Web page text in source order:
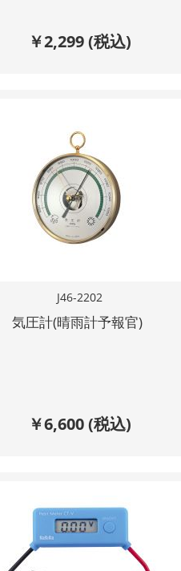
￥2,299(税込)
J46-2202
気圧計(晴雨計予報官)
￥6,600(税込)